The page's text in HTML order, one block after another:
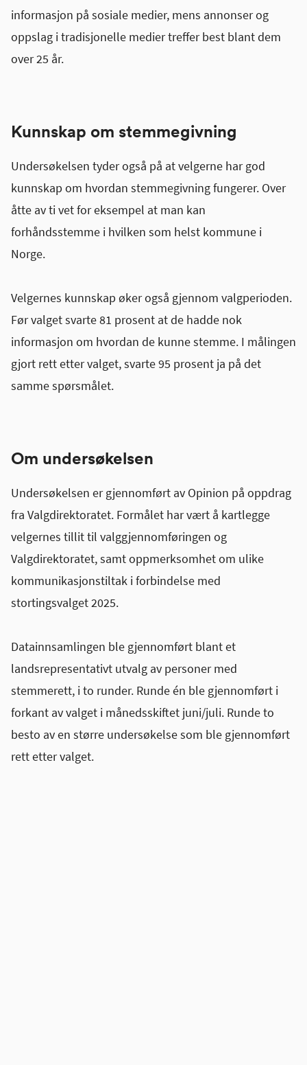
informasjon på sosiale medier, mens annonser og
oppslag i tradisjonelle medier treffer best blant dem
over 25 år.
Kunnskap om stemmegivning
Undersøkelsen tyder også på at velgerne har god
kunnskap om hvordan stemmegivning fungerer. Over
åtte av ti vet for eksempel at man kan
forhåndsstemme i hvilken som helst kommune i
Norge.
Velgernes kunnskap øker også gjennom valgperioden.
Før valget svarte 81 prosent at de hadde nok
informasjon om hvordan de kunne stemme. I målingen
gjort rett etter valget, svarte 95 prosent ja på det
samme spørsmålet.
Om undersøkelsen
Undersøkelsen er gjennomført av Opinion på oppdrag
fra Valgdirektoratet. Formålet har vært å kartlegge
velgernes tillit til valggjennomføringen og
Valgdirektoratet, samt oppmerksomhet om ulike
kommunikasjonstiltak i forbindelse med
stortingsvalget 2025.
Datainnsamlingen ble gjennomført blant et
landsrepresentativt utvalg av personer med
stemmerett, i to runder. Runde én ble gjennomført i
forkant av valget i månedsskiftet juni/juli. Runde to
besto av en større undersøkelse som ble gjennomført
rett etter valget.